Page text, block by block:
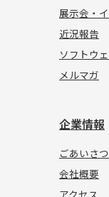
展示会・
近況報告
ソフトウ
メルマガ
企業情報
ごあいさつ
会社概要
アクセス